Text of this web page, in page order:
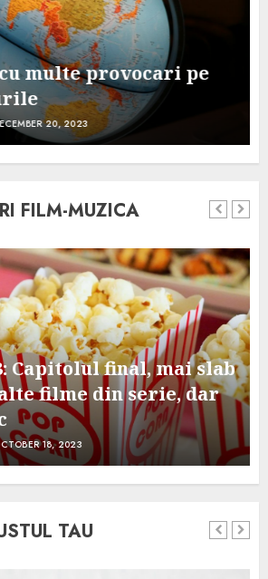
cu multe provocari pe
20, 2023
FILM-MUZICA
Capitolul final, mai slab
filme din serie, dar
18, 2023
TAU